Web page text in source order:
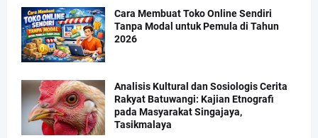
Cara Membuat Toko Online Sendiri
Tanpa Modal untuk Pemula di Tahun
2026
Analisis Kultural dan Sosiologis Cerita
Rakyat Batuwangi: Kajian Etnografi
pada Masyarakat Singajaya,
Tasikmalaya